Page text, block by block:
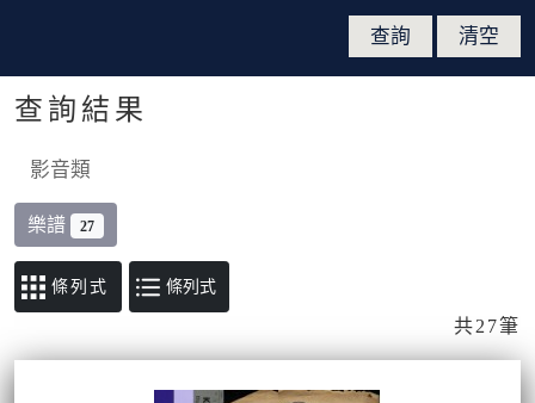
查詢結果
影音類
樂譜 27
條列式
共27筆